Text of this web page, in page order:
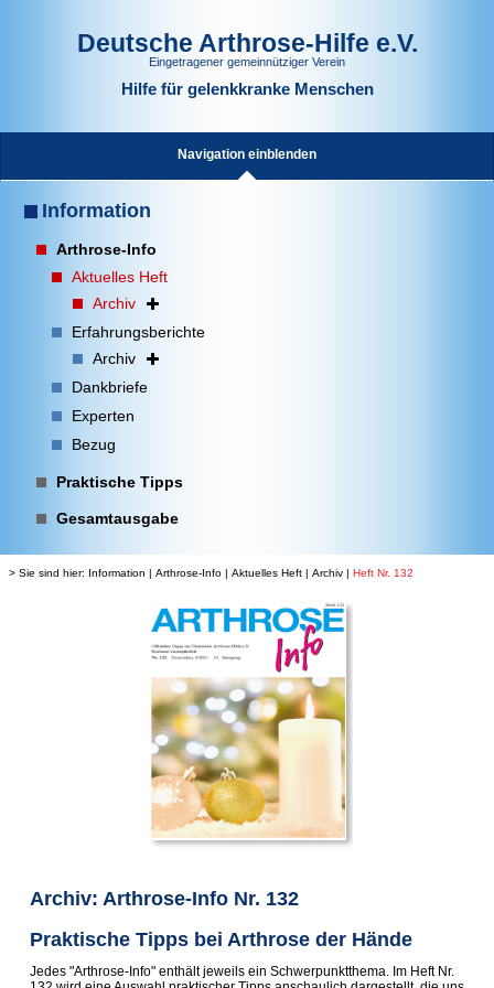
Deutsche Arthrose-Hilfe e.V.
Eingetragener gemeinnütziger Verein
Hilfe für gelenkkranke Menschen
Navigation einblenden
Information
Arthrose-Info
Aktuelles Heft
Archiv
Erfahrungsberichte
Archiv
Dankbriefe
Experten
Bezug
Praktische Tipps
Gesamtausgabe
> Sie sind hier: Information | Arthrose-Info | Aktuelles Heft | Archiv | Heft Nr. 132
Archiv: Arthrose-Info Nr. 132
Praktische Tipps bei Arthrose der Hände
Jedes "Arthrose-Info" enthält jeweils ein Schwerpunktthema. Im Heft Nr.